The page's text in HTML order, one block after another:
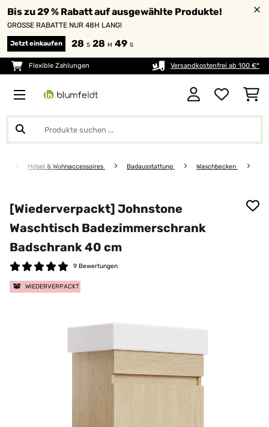
Bis zu 29 % Rabatt auf ausgewählte Produkte!
GROSSE RABATTE NUR 48H LANG!
Jetzt einkaufen 28 S 28 M 49 S
Flexible Zahlungen Versandkostenfrei ab 100 €*
Möbel & Wohnaccessoires Badausstattung Waschbecken
[Wiederverpackt] Johnstone
Waschtisch Badezimmerschrank
Badschrank 40 cm
9 Bewertungen
WIEDERVERPACKT